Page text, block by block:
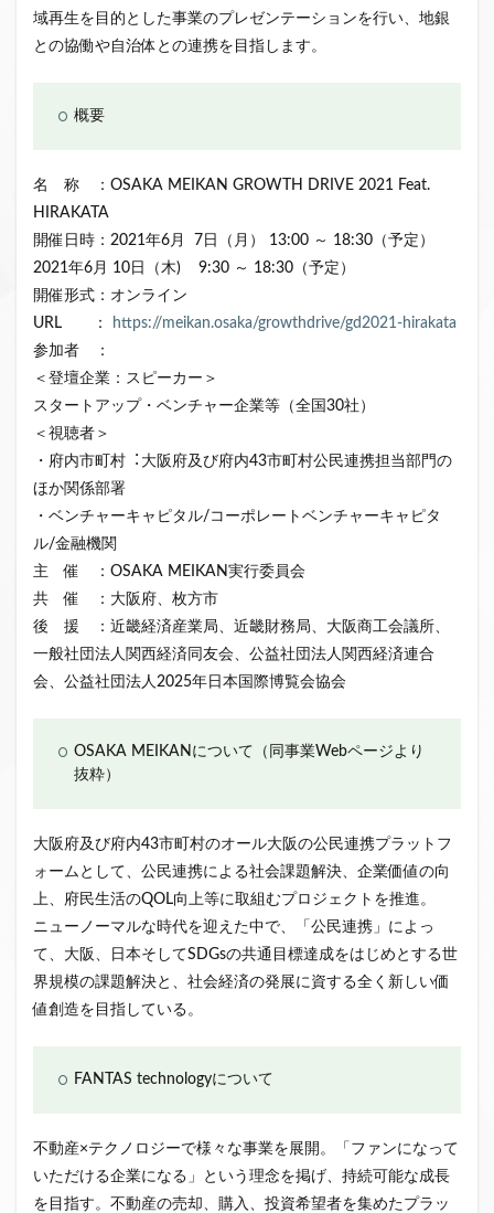
域再生を目的とした事業のプレゼンテーションを行い、地銀
との協働や自治体との連携を目指します。
概要
名 称 ：OSAKA MEIKAN GROWTH DRIVE 2021 Feat.
HIRAKATA
開催日時：2021年6月 7日（月） 13:00 ～ 18:30（予定）
2021年6月 10日（木) 9:30 ～ 18:30（予定）
開催形式：オンライン
URL ：
https://meikan.osaka/growthdrive/gd2021-hirakata
参加者 ：
＜登壇企業：スピーカー＞
スタートアップ・ベンチャー企業等（全国30社）
＜視聴者＞
・府内市町村︓⼤阪府及び府内43市町村公⺠連携担当部⾨の
ほか関係部署
・ベンチャーキャピタル/コーポレートベンチャーキャピタ
ル/金融機関
主 催 ：OSAKA MEIKAN実行委員会
共 催 ：大阪府、枚方市
後 援 ：近畿経済産業局、近畿財務局、大阪商工会議所、
一般社団法人関西経済同友会、公益社団法人関西経済連合
会、公益社団法人2025年日本国際博覧会協会
OSAKA MEIKANについて（同事業Webページより
抜粋）
大阪府及び府内43市町村のオール大阪の公民連携プラットフ
ォームとして、公民連携による社会課題解決、企業価値の向
上、府民生活のQOL向上等に取組むプロジェクトを推進。
ニューノーマルな時代を迎えた中で、「公民連携」によっ
て、大阪、日本そしてSDGsの共通目標達成をはじめとする世
界規模の課題解決と、社会経済の発展に資する全く新しい価
値創造を目指している。
FANTAS technologyについて
不動産×テクノロジーで様々な事業を展開。「ファンになって
いただける企業になる」という理念を掲げ、持続可能な成長
を目指す。不動産の売却、購入、投資希望者を集めたプラッ